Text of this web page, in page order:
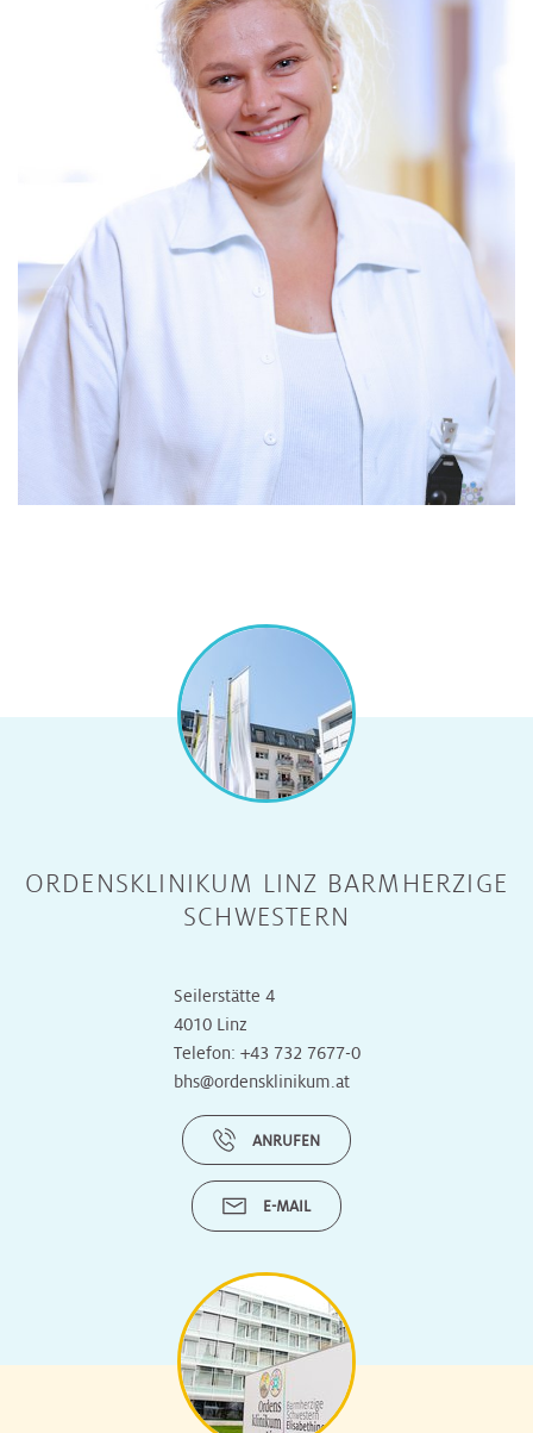
ORDENSKLINIKUM LINZ BARMHERZIGE
SCHWESTERN
Seilerstätte 4
4010 Linz
Telefon: +43 732 7677-0
bhs@ordensklinikum.at
ANRUFEN
E-MAIL